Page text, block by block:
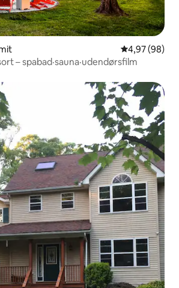
4,97 ud af 5 i
4,97 (98)
– spabad·sauna·udendørsfilm